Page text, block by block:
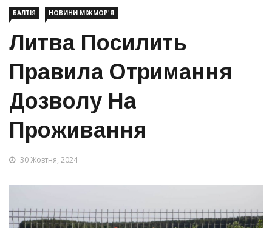
БАЛТІЯ НОВИНИ МІЖМОР'Я
Литва Посилить
Правила Отримання
Дозволу На
Проживання
30 Жовтня, 2024